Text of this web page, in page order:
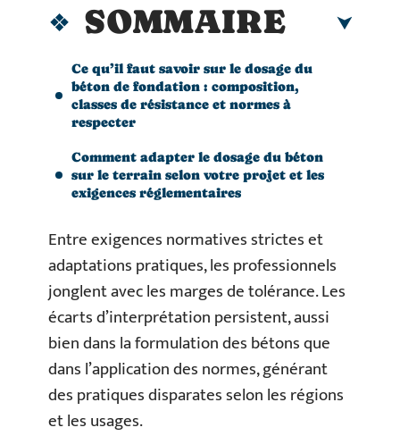
SOMMAIRE
Ce qu’il faut savoir sur le dosage du
béton de fondation : composition,
classes de résistance et normes à
respecter
Comment adapter le dosage du béton
sur le terrain selon votre projet et les
exigences réglementaires
Entre exigences normatives strictes et
adaptations pratiques, les professionnels
jonglent avec les marges de tolérance. Les
écarts d’interprétation persistent, aussi
bien dans la formulation des bétons que
dans l’application des normes, générant
des pratiques disparates selon les régions
et les usages.